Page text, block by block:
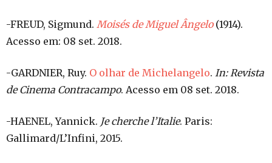
-FREUD, Sigmund. Moisés de Miguel Ângelo(1914).
Acesso em: 08 set. 2018.
-GARDNIER, Ruy. O olhar de Michelangelo. In: Revista
de Cinema Contracampo. Acesso em 08 set. 2018.
-HAENEL, Yannick. Je cherche l’Italie. Paris:
Gallimard/L’Infini, 2015.